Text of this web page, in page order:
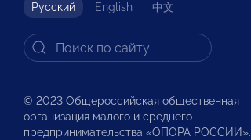
Русский English 中文
© 2023 Общероссийская общественная
организация малого и среднего
предпринимательства «ОПОРА РОССИИ».